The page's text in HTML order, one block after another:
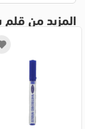
المزيد من